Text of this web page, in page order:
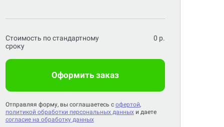
Стоимость по стандартному
сроку
0 р.
Оформить заказ
Отправляя форму, вы соглашаетесь с офертой,
политикой обработки персональных данныхи даете
согласие на обработку данных